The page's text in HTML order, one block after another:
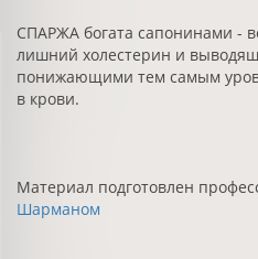
СПАРЖА богата сапонинами -
лишний холестерин и
понижающими тем самым
в крови.
Материал подготовлен
Шарманом